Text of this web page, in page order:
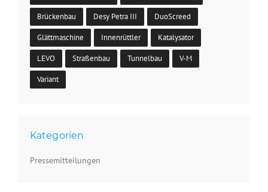
Brückenbau Desy Petra III DuoScreed
Glättmaschine Innenrüttler Katalysator
LEVO Straßenbau Tunnelbau V-M
Variant
Kategorien
Pressemitteilungen